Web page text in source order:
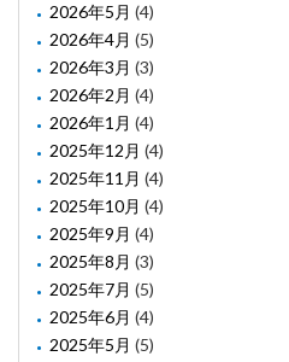
2026年5月 (4)
2026年4月 (5)
2026年3月 (3)
2026年2月 (4)
2026年1月 (4)
2025年12月 (4)
2025年11月 (4)
2025年10月 (4)
2025年9月 (4)
2025年8月 (3)
2025年7月 (5)
2025年6月 (4)
2025年5月 (5)